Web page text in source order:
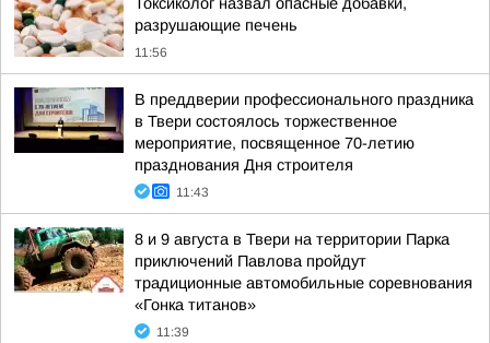
разрушающие печень
11:56
В преддверии профессионального праздника
в Твери состоялось торжественное
мероприятие, посвященное 70-летию
празднования Дня строителя
11:43
8 и 9 августа в Твери на территории Парка
приключений Павлова пройдут
традиционные автомобильные соревнования
«Гонка титанов»
11:39